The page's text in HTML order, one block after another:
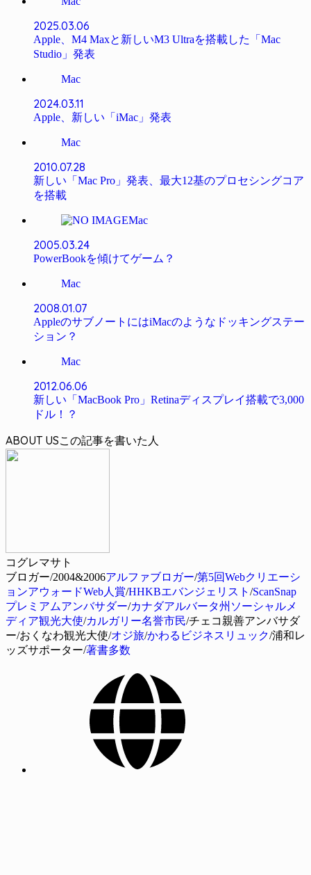
2025.03.06
Apple、M4 Maxと新しいM3 Ultraを搭載した「Mac
Studio」発表
Mac
2024.03.11
Apple、新しい「iMac」発表
Mac
2010.07.28
新しい「Mac Pro」発表、最大12基のプロセシングコア
を搭載
Mac
2005.03.24
PowerBookを傾けてゲーム？
Mac
2008.01.07
AppleのサブノートにはiMacのようなドッキングステー
ション？
Mac
2012.06.06
新しい「MacBook Pro」Retinaディスプレイ搭載で3,000
ドル！？
ABOUT US
コグレマサト
ブロガー/2004&2006アルファブロガー/第5回Webクリエーシ
ョンアウォードWeb人賞/HHKBエバンジェリスト /ScanSnap
プレミアムアンバサダー/カナダアルバータ州ソーシャルメ
ディア観光大使/カルガリー名誉市民/チェコ親善アンバサダ
ー/おくなわ観光大使/オジ旅/かわるビジネスリュック/浦和レ
ッズサポーター/著書多数